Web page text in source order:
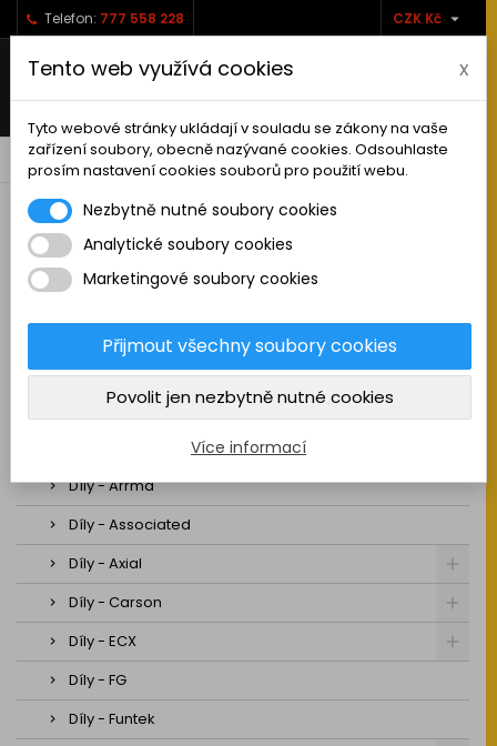
Telefon: 777 558 228 CZK Kč 
   shopping_cart0
RC AUTA
Sestavená auta elektro
Stavebnice aut elektro
Auta na spalovací motor
Náhradní díly
Díly - Arrma
Díly - Associated
Díly - Axial
Díly - Carson
Díly - ECX
Díly - FG
Díly - Funtek
Tento web využívá cookies x
Tyto webové stránky ukládají v souladu se zákony na vaše
zařízení soubory, obecně nazývané cookies. Odsouhlaste
prosím nastavení cookies souborů pro použití webu.
Nezbytně nutné soubory cookies
Analytické soubory cookies
Marketingové soubory cookies
Přijmout všechny soubory cookies
Povolit jen nezbytně nutné cookies
Více informací